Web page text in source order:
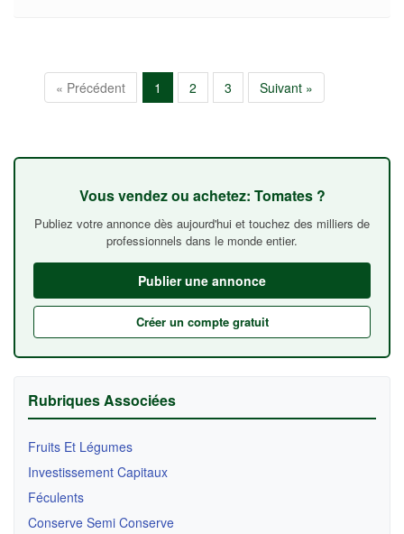
« Précédent 1 2 3 Suivant »
Vous vendez ou achetez: Tomates ?
Publiez votre annonce dès aujourd'hui et touchez des milliers de
professionnels dans le monde entier.
Publier une annonce
Créer un compte gratuit
Rubriques Associées
Fruits Et Légumes
Investissement Capitaux
Féculents
Conserve Semi Conserve